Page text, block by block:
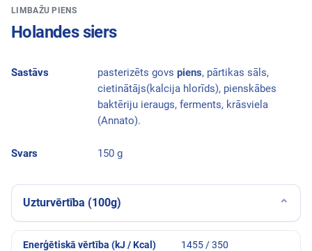
LIMBAŽU PIENS
Holandes siers
Sastāvs pasterizēts govs piens, pārtikas sāls,
cietinātājs(kalcija hlorīds), pienskābes
baktēriju ieraugs, ferments, krāsviela
(Annato).
Svars 150 g
Uzturvērtība (100g) ⌄
Enerģētiskā vērtība (kJ / Kcal) 1455 / 350